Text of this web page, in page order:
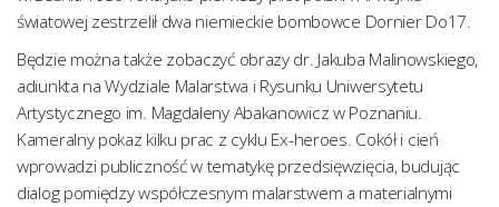
światowej zestrzelił dwa niemieckie bombowce Dornier Do17.
Będzie można także zobaczyć obrazy dr. Jakuba Malinowskiego,
adiunkta na Wydziale Malarstwa i Rysunku Uniwersytetu
Artystycznego im. Magdaleny Abakanowicz w Poznaniu.
Kameralny pokaz kilku prac z cyklu Ex-heroes. Cokół i cień
wprowadzi publiczność w tematykę przedsięwzięcia, budując
dialog pomiędzy współczesnym malarstwem a materialnymi